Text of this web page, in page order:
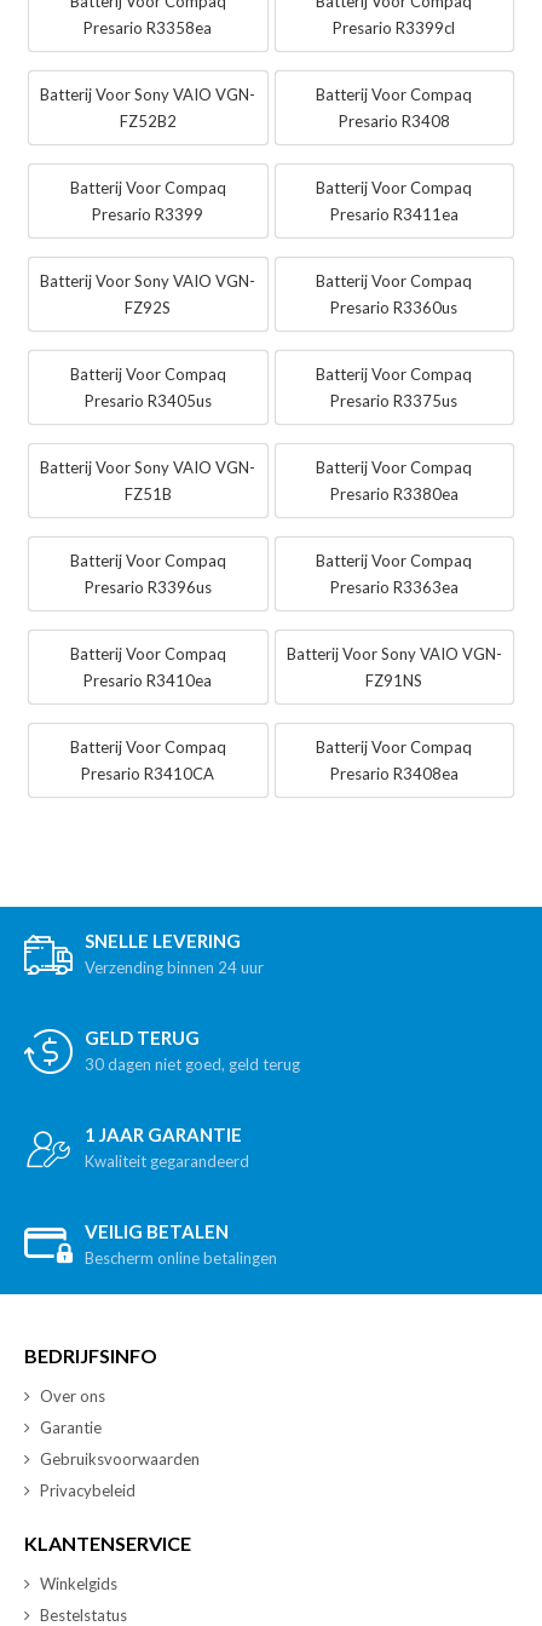
Presario R3358ea
Presario R3399cl
Batterij Voor Sony VAIO VGN-
FZ52B2
Batterij Voor Compaq
Presario R3408
Batterij Voor Compaq
Presario R3399
Batterij Voor Compaq
Presario R3411ea
Batterij Voor Sony VAIO VGN-
FZ92S
Batterij Voor Compaq
Presario R3360us
Batterij Voor Compaq
Presario R3405us
Batterij Voor Compaq
Presario R3375us
Batterij Voor Sony VAIO VGN-
FZ51B
Batterij Voor Compaq
Presario R3380ea
Batterij Voor Compaq
Presario R3396us
Batterij Voor Compaq
Presario R3363ea
Batterij Voor Compaq
Presario R3410ea
Batterij Voor Sony VAIO VGN-
FZ91NS
Batterij Voor Compaq
Presario R3410CA
Batterij Voor Compaq
Presario R3408ea
SNELLE LEVERING
Verzending binnen 24 uur
GELD TERUG
30 dagen niet goed, geld terug
1 JAAR GARANTIE
Kwaliteit gegarandeerd
VEILIG BETALEN
Bescherm online betalingen
BEDRIJFSINFO
Over ons
Garantie
Gebruiksvoorwaarden
Privacybeleid
KLANTENSERVICE
Winkelgids
Bestelstatus